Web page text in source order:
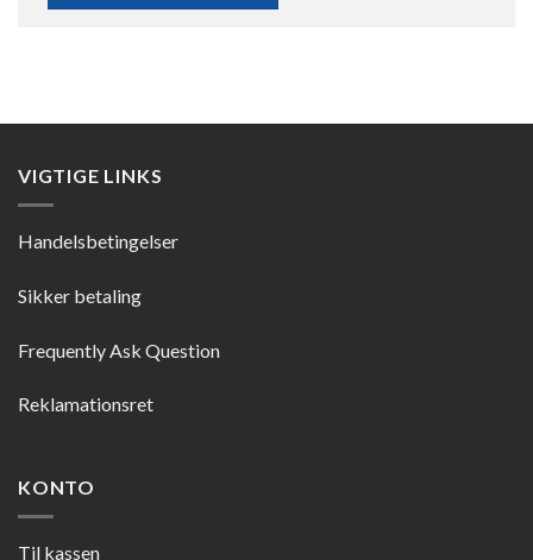
VIGTIGE LINKS
Handelsbetingelser
Sikker betaling
Frequently Ask Question
Reklamationsret
KONTO
Til kassen